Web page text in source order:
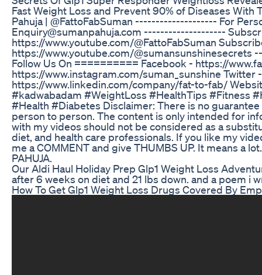
Fast Weight Loss and Prevent 90% of Diseases
Pahuja | @FattoFabSuman -------------------- For
Enquiry@sumanpahuja.com --------------------
https://www.youtube.com/@FattoFabSuman
https://www.youtube.com/
Follow Us On ========== Facebook - https://
https://www.instagram.com/suman_sunshine
https://www.linkedin.com/company/fat-to-fab/
#kadwabadam #WeightLoss #HealthTips #Fitness
#Health #Diabetes Disclaimer: There is no
person to person. The content is only intended for
with my videos should not be considered as a
diet, and health care professionals. If you like my
me a COMMENT and give THUMBS UP. It means a
PAHUJA.
Our Aldi Haul Holiday Prep Glp1 Weight Loss
after 6 weeks on diet and 21 lbs down. and a poem i
How To Get Glp1 Weight Loss Drugs Covered By